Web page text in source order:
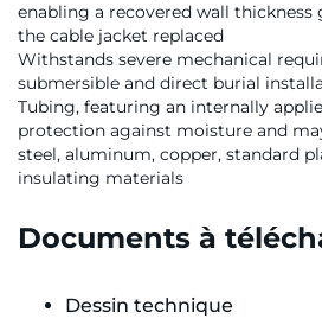
enabling a recovered wall
the cable jacket replaced
Withstands severe mechanical
submersible and direct burial
Tubing, featuring an internally
protection against moisture and
steel, aluminum, copper, standard
insulating materials
Documents à
Dessin technique